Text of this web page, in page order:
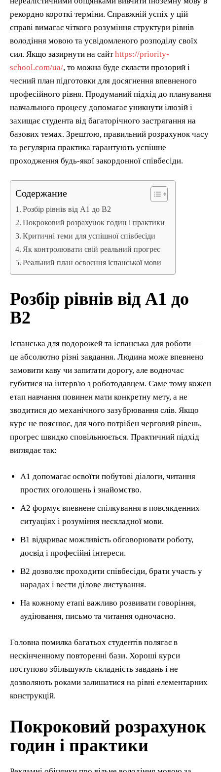
рекордно короткі терміни. Справжній успіх у цій
справі вимагає чіткого розуміння структури рівнів
володіння мовою та усвідомленого розподілу своїх
сил. Якщо зазирнути на сайтhttps://priority-
school.com/ua/, то можна буде скласти прозорий і
чесний план підготовки для досягнення впевненого
професійного рівня. Продуманий підхід до планування
навчального процесу допомагає уникнути ілюзій і
захищає студента від багаторічного застрягання на
базових темах. Зрештою, правильний розрахунок часу
та регулярна практика гарантують успішне
проходження будь-якої закордонної співбесіди.
Содержание
Розбір рівнів від А1 до В2
Покроковий розрахунок годин і практики
Критичні теми для успішної співбесіди
Як контролювати свій реальний прогрес
Реальний план освоєння іспанської мови
Розбір рівнів від А1 до
В2
Іспанська для подорожей та іспанська для роботи —
це абсолютно різні завдання. Людина може впевнено
замовити каву чи запитати дорогу, але водночас
губитися на інтерв'ю з роботодавцем. Саме тому кожен
етап навчання повинен мати конкретну мету, а не
зводитися до механічного зазубрювання слів. Якщо
курс не пояснює, для чого потрібен черговий рівень,
прогрес швидко сповільнюється. Практичний підхід
виглядає так:
А1 допомагає освоїти побутові діалоги, читання
простих оголошень і знайомство.
А2 формує впевнене спілкування в повсякденних
ситуаціях і розуміння нескладної мови.
В1 відкриває можливість обговорювати роботу,
досвід і професійні інтереси.
В2 дозволяє проходити співбесіди, брати участь у
нарадах і вести ділове листування.
На кожному етапі важливо розвивати говоріння,
аудіювання, письмо та читання одночасно.
Головна помилка багатьох студентів полягає в
нескінченному повторенні бази. Хороші курси
поступово збільшують складність завдань і не
дозволяють роками залишатися на рівні елементарних
конструкцій.
Покроковий розрахунок
годин і практики